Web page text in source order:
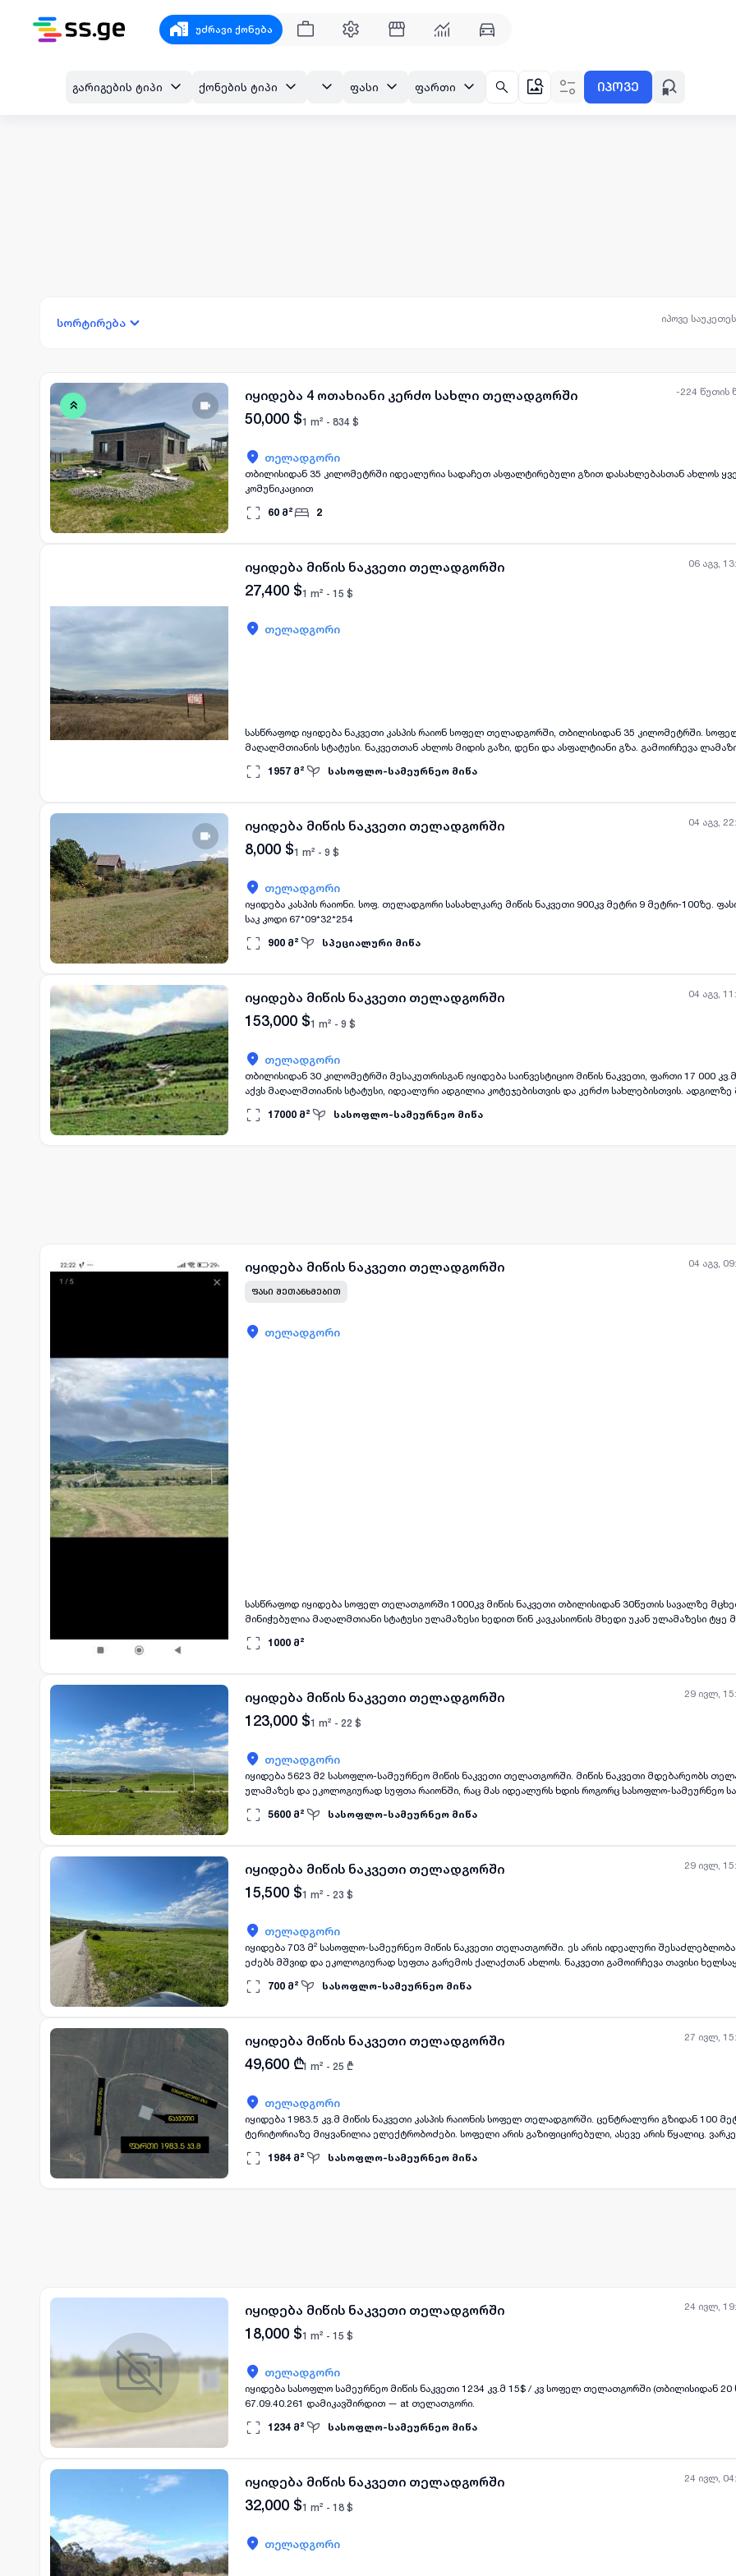
უძრავი ქონება
გარიგების ტიპი ქონების ტიპი ფასი ფართი იპოვე
სორტირება იპოვე
-224 წუთის
ყველა ფოტო+(3 )
იყიდება 4 ოთახიანი კერძო სახლი თელადგორში
50,000 $1 m² - 834 $
თელადგორი
თბილისიდან 35 კილომეტრში იდეალურია სადაჩეთ ასფალტირებული გზით დასახლებასთან ახლოს
კომუნიკაციით
60 მ² 2
06 აგვ,
იყიდება მიწის ნაკვეთი თელადგორში
27,400 $1 m² - 15 $
თელადგორი
სასწრაფოდ იყიდება ნაკვეთი კასპის რაიონ სოფელ თელადგორში, თბილისიდან 35 კილომეტრში.
მაღალმთიანის სტატუსი. ნაკვეთთან ახლოს მიდის გაზი, დენი და ასფალტიანი გზა. გამოირჩევა
საუკეთესო ადგილია სახლისა და კოტეჯების ასაშენებლად. ნაკვეთი მდებარეობს სოფლის განაპირად,
აგარაკებთან. ვარ მეპატრონე
1957 მ² სასოფლო-სამეურნეო მიწა
04 აგვ,
იყიდება მიწის ნაკვეთი თელადგორში
8,000 $1 m² - 9 $
თელადგორი
იყიდება კასპის რაიონი. სოფ. თელადგორი სასახლკარე მიწის ნაკვეთი 900კვ მეტრი 9 მეტრი-100ზე.
საკ კოდი 67*09*32*254
900 მ² სპეციალური მიწა
04 აგვ,
იყიდება მიწის ნაკვეთი თელადგორში
153,000 $1 m² - 9 $
თელადგორი
თბილისიდან 30 კილომეტრში მესაკუთრისგან იყიდება საინვესტიციო მიწის ნაკვეთი, ფართი 17 000
აქვს მაღალმთიანის სტატუსი, იდეალური ადგილია კოტეჯებისთვის და კერძო სახლებისთვის. ადგილზე
განაშენიანება. ასფალტირებული გზა მიდის მიწის ნაკვეთამდე და აქვს სწორი რელიეფი. ნაკვეთამდე
წყალი. მიწის ნაკვეთს ეს ფასი აქვს ერთიანად გაყიდვის შემთხვევაში.
17000 მ² სასოფლო-სამეურნეო მიწა
04 აგვ,
იყიდება მიწის ნაკვეთი თელადგორში
ᲤᲐᲡᲘ ᲨᲔᲗᲐᲜᲮᲛᲔᲑᲘᲗ
თელადგორი
სასწრაფოდ იყიდება სოფელ თელათგორში 1000კვ მიწის ნაკვეთი თბილისიდან 30წუთის სავალზე
მინიჭებულია მაღალმთიანი სტატუსი ულამაზესი ხედით წინ კავკასიონის მხედი უკან ულამაზესი ტყე
1000 მ²
29 ივლ,
ყველა ფოტო+ (7)
იყიდება მიწის ნაკვეთი თელადგორში
123,000 $1 m² - 22 $
თელადგორი
იყიდება 5623 მ2 სასოფლო-სამეურნეო მიწის ნაკვეთი თელათგორში. მიწის ნაკვეთი მდებარეობს
ულამაზეს და ეკოლოგიურად სუფთა რაიონში, რაც მას იდეალურს ხდის როგორც სასოფლო-სამეურნეო
მრავალფეროვანი პროექტები, იქნება ეს ფერმა, ბაღი თუ კერძო აგარაკი ბუნებასთან ახლოს. ადგილი
სამეურნეო დანიშნულებისაა, რაც მას მიმზიდველ ინვესტიციად აქცევს.
5600 მ² სასოფლო-სამეურნეო მიწა
29 ივლ,
ყველა ფოტო+(4)
იყიდება მიწის ნაკვეთი თელადგორში
15,500 $1 m² - 23 $
თელადგორი
იყიდება 703 მ² სასოფლო-სამეურნეო მიწის ნაკვეთი თელათგორში. ეს არის იდეალური
ეძებს მშვიდ და ეკოლოგიურად სუფთა გარემოს ქალაქთან ახლოს. ნაკვეთი გამოირჩევა თავისი
ხედები.
700 მ² სასოფლო-სამეურნეო მიწა
27 ივლ,
ყველა ფოტო +(1)
იყიდება მიწის ნაკვეთი თელადგორში
49,600 ₾1 m² - 25 ₾
თელადგორი
იყიდება 1983.5 კვ.მ მიწის ნაკვეთი კასპის რაიონის სოფელ თელადგორში. ცენტრალური გზიდან 100
ტერიტორიაზე მიყვანილია ელექტრობოძები. სოფელი არის გაზიფიცირებული, ასევე არის წყალიც.
სოფელი არის მაღალმთიანი სტატუსის მქონე. ტელ: 558 154 923 / 591 233 647
1984 მ² სასოფლო-სამეურნეო მიწა
24 ივლ,
იყიდება მიწის ნაკვეთი თელადგორში
18,000 $1 m² - 15 $
თელადგორი
იყიდება სასოფლო სამეურნეო მიწის ნაკვეთი 1234 კვ.მ 15$ / კვ სოფელ თელათგორში (თბილისიდან 20 წუთი) საკადასტრო
67.09.40.261 დამიკავშირდით — at თელათგორი.
1234 მ² სასოფლო-სამეურნეო მიწა
24 ივლ,
იყიდება მიწის ნაკვეთი თელადგორში
32,000 $1 m² - 18 $
თელადგორი